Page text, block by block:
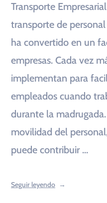
Transporte
transporte de
ha convertido en un
empresas. Cada vez
implementan para
empleados cuando
durante la
movilidad del
puede contribuir …
Seguir leyendo